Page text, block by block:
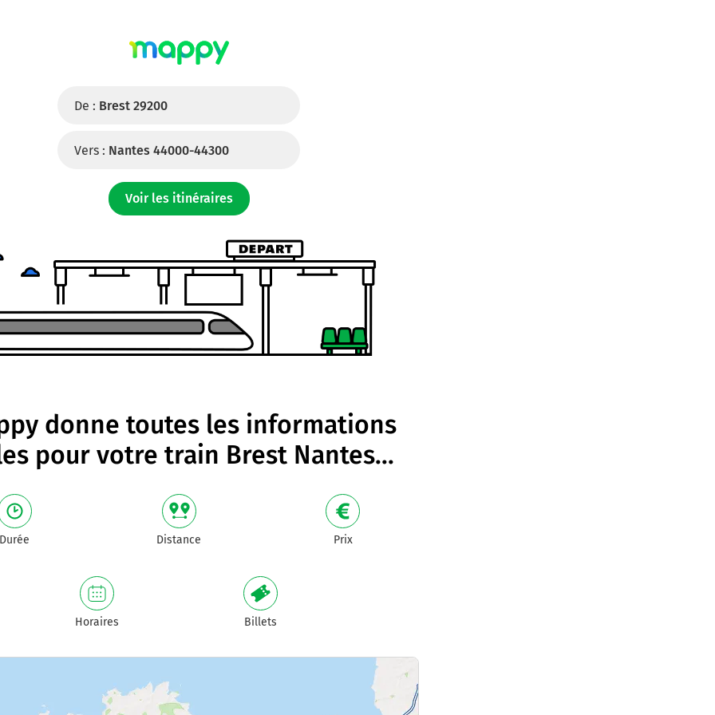
De : Brest 29200
Vers : Nantes 44000-44300
Voir les itinéraires
donne toutes les informations
pour votre train Brest Nantes...
Durée Distance Prix
Horaires Billets